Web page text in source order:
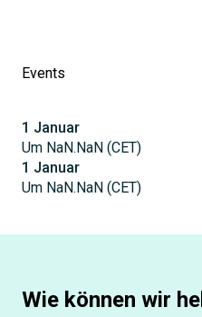
Events
1 Januar
Um NaN.NaN (CET)
1 Januar
Um NaN.NaN (CET)
Wie können wir